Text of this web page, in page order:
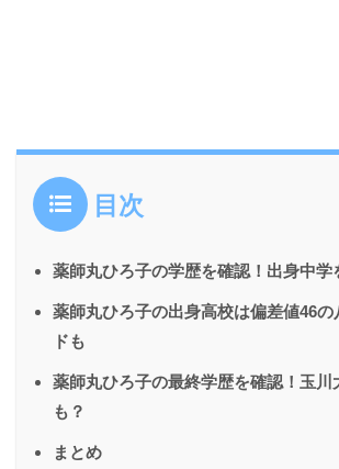
目次
薬師丸ひろ子の学歴を確認！出身中学
薬師丸ひろ子の出身高校は偏差値46
ドも
薬師丸ひろ子の最終学歴を確認！玉川
も？
まとめ